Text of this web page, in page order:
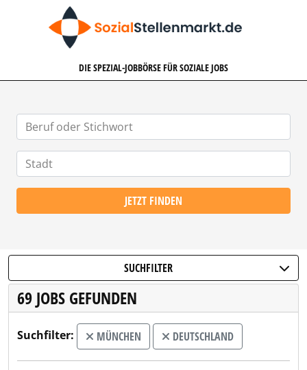
DIE SPEZIAL-JOBBÖRSE FÜR SOZIALE JOBS
JETZT FINDEN
SUCHFILTER
69 JOBS GEFUNDEN
Suchfilter: MÜNCHEN DEUTSCHLAND